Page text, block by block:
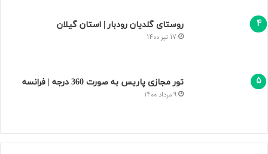
روستای گلدیان رودبار | استان گیلان
17 تیر 1400
تور مجازی پاریس به صورت 360 درجه | فرانسه
9 مرداد 1400